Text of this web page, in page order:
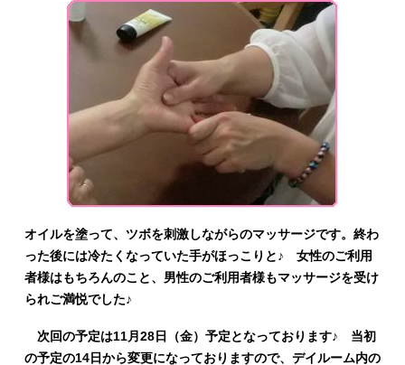
オイルを塗って、ツボを刺激しながらのマッサージです。終わ
った後には冷たくなっていた手がほっこりと♪ 女性のご利用
者様はもちろんのこと、男性のご利用者様もマッサージを受け
られご満悦でした♪
次回の予定は11月28日（金）予定となっております♪ 当初
の予定の14日から変更になっておりますので、デイルーム内の